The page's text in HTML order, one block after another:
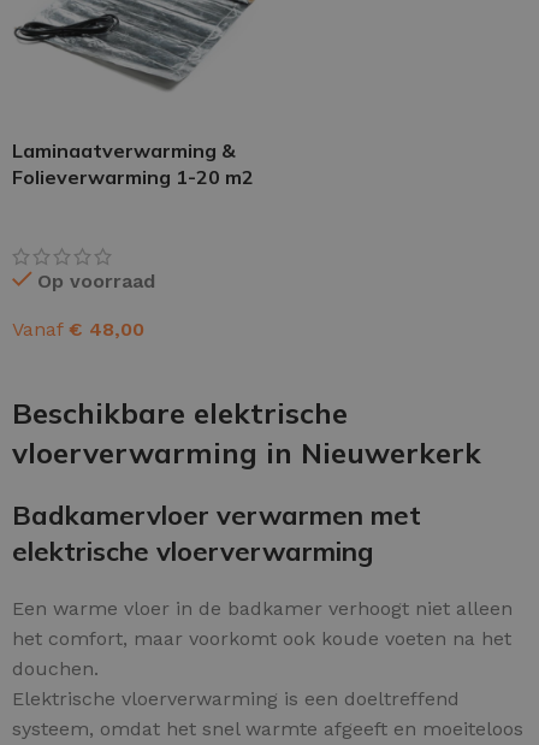
Laminaatverwarming &
Folieverwarming 1-20 m2
Op voorraad
Vanaf € 48,00
Beschikbare elektrische
vloerverwarming in Nieuwerkerk
Badkamervloer verwarmen met
elektrische vloerverwarming
Een warme vloer in de badkamer verhoogt niet alleen
het comfort, maar voorkomt ook koude voeten na het
douchen.
Elektrische vloerverwarming is een doeltreffend
systeem, omdat het snel warmte afgeeft en moeiteloos